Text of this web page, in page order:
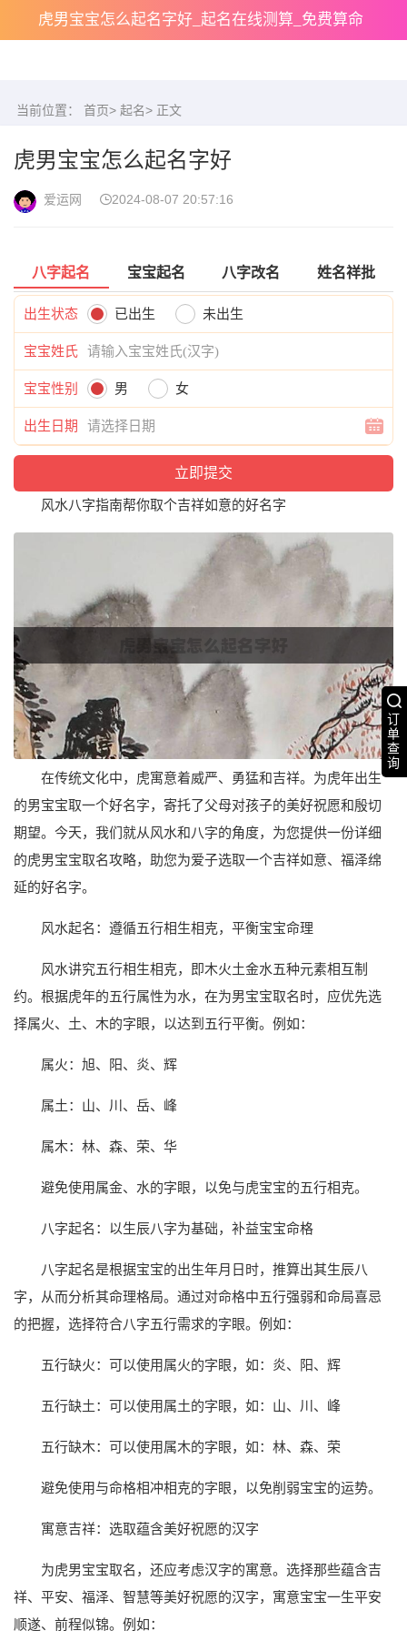
虎男宝宝怎么起名字好_起名在线测算_免费算命
订
单
查
询
当前位置： 首页> 起名> 正文
虎男宝宝怎么起名字好
爱运网 2024-08-07 20:57:16
八字起名 宝宝起名 八字改名 姓名祥批
出生状态 已出生 未出生
宝宝姓氏
宝宝性别 男 女
出生日期
风水八字指南帮你取个吉祥如意的好名字
在传统文化中，虎寓意着威严、勇猛和吉祥。为虎年出生
的男宝宝取一个好名字，寄托了父母对孩子的美好祝愿和殷切
期望。今天，我们就从风水和八字的角度，为您提供一份详细
的虎男宝宝取名攻略，助您为爱子选取一个吉祥如意、福泽绵
延的好名字。
风水起名：遵循五行相生相克，平衡宝宝命理
风水讲究五行相生相克，即木火土金水五种元素相互制
约。根据虎年的五行属性为水，在为男宝宝取名时，应优先选
择属火、土、木的字眼，以达到五行平衡。例如：
属火：旭、阳、炎、辉
属土：山、川、岳、峰
属木：林、森、荣、华
避免使用属金、水的字眼，以免与虎宝宝的五行相克。
八字起名：以生辰八字为基础，补益宝宝命格
八字起名是根据宝宝的出生年月日时，推算出其生辰八
字，从而分析其命理格局。通过对命格中五行强弱和命局喜忌
的把握，选择符合八字五行需求的字眼。例如：
五行缺火：可以使用属火的字眼，如：炎、阳、辉
五行缺土：可以使用属土的字眼，如：山、川、峰
五行缺木：可以使用属木的字眼，如：林、森、荣
避免使用与命格相冲相克的字眼，以免削弱宝宝的运势。
寓意吉祥：选取蕴含美好祝愿的汉字
为虎男宝宝取名，还应考虑汉字的寓意。选择那些蕴含吉
祥、平安、福泽、智慧等美好祝愿的汉字，寓意宝宝一生平安
顺遂、前程似锦。例如：